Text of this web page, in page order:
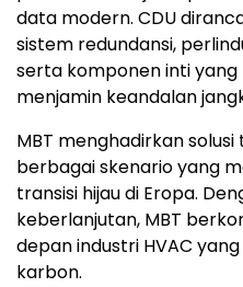
data modern. CDU
sistem redundansi,
serta komponen inti yang
menjamin keandalan
MBT menghadirkan
berbagai skenario yang
transisi hijau di Eropa.
keberlanjutan, MBT
depan industri HVAC
karbon.